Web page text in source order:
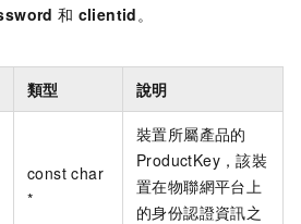
和 clientid 。
類型 說明
const char
*
裝置所屬產品的
ProductKey，該裝
置在物聯網平台上
的身份認證資訊之